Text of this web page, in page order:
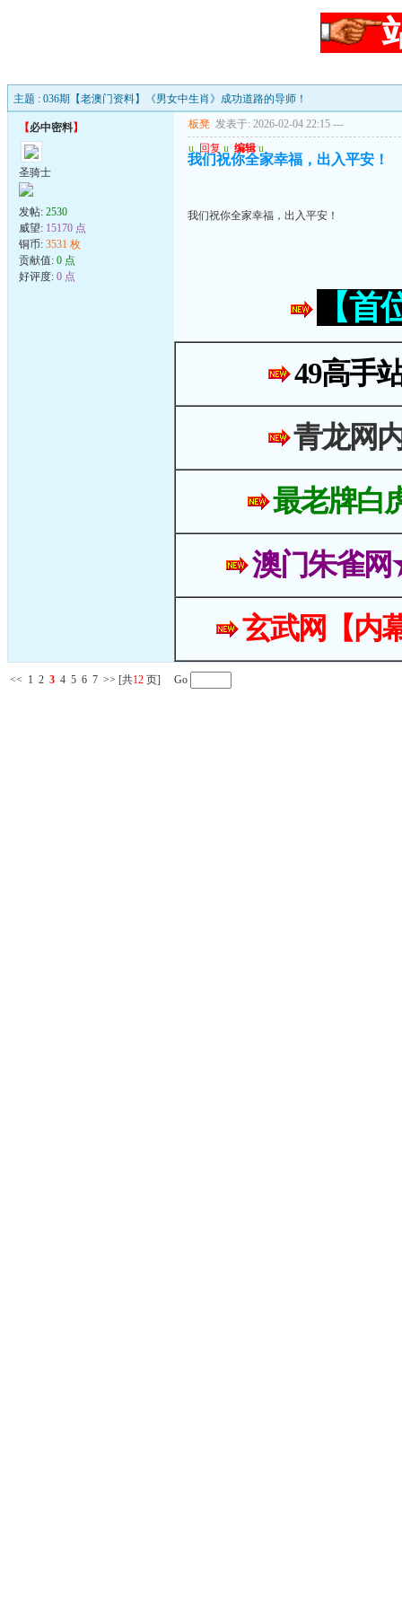
主题 : 036期【老澳门资料】《男女中生肖》成功道路的导师！
【必中密料】
圣骑士
发帖: 2530
威望: 15170 点
铜币: 3531 枚
贡献值: 0 点
好评度: 0 点
板凳 发表于: 2026-02-04 22:15 ---
u 回复 u 编辑 u
我们祝你全家幸福，出入平安！
我们祝你全家幸福，出入平安！
【
49高手
青龙网
最老牌白
澳门朱雀
玄武网【内
<< 1 2 3 4 5 6 7 >> [共12 页] Go